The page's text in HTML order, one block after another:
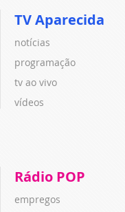
TV Aparecida
notícias
programação
tv ao vivo
vídeos
Rádio POP
empregos